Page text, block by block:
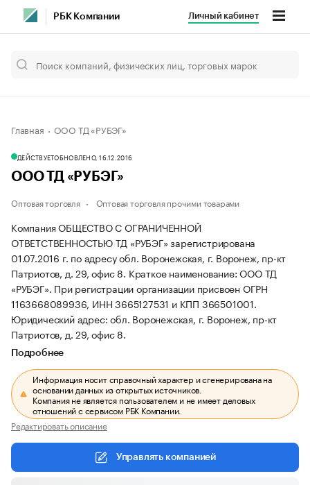
РБК Компании Личный кабинет
Главная ООО ТД «РУБЭГ»
ДЕЙСТВУЕТОБНОВЛЕНО, 16.12.2016
ООО ТД «РУБЭГ»
Оптовая торговля Оптовая торговля прочими товарами
Компания ОБЩЕСТВО С ОГРАНИЧЕННОЙ
ОТВЕТСТВЕННОСТЬЮ ТД «РУБЭГ» зарегистрирована
01.07.2016 г. по адресу обл. Воронежская, г. Воронеж, пр-кт
Патриотов, д. 29, офис 8. Краткое наименование: ООО ТД
«РУБЭГ». При регистрации организации присвоен ОГРН
1163668089936, ИНН 3665127531 и КПП 366501001.
Юридический адрес: обл. Воронежская, г. Воронеж, пр-кт
Патриотов, д. 29, офис 8.
Подробнее
Информация носит справочный характер и сгенерирована на
основании данных из открытых источников.
Компания не является пользователем и не имеет деловых
отношений с сервисом РБК Компании.
Редактировать описание
Управлять компанией